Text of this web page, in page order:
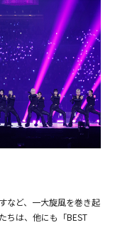
など、一大旋風を巻き起
ちは、他にも「BEST